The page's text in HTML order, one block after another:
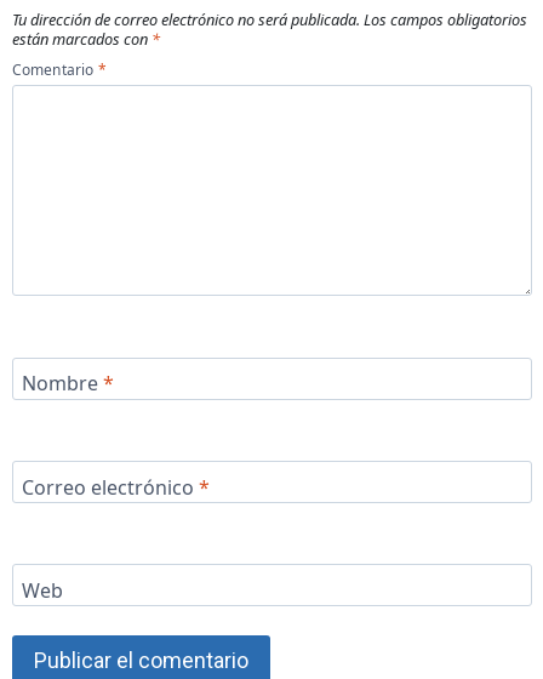
Tu dirección de correo electrónico no será publicada. Los campos obligatorios
están marcados con *
Comentario *
Nombre*
Correo electrónico *
Web